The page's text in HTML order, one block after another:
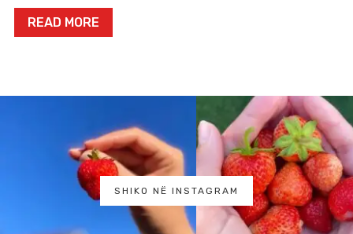
READ MORE
SHIKO NË INSTAGRAM